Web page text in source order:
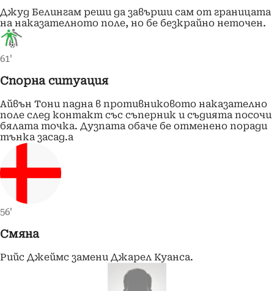
Джуд Белингам реши да завърши сам от границата
на наказателното поле, но бе безкрайно неточен.
61'
Спорна ситуация
Айвън Тони падна в противниковото наказателно
поле след контакт със съперник и съдията посочи
бялата точка. Дузпата обаче бе отменено поради
тънка засад.а
56'
Смяна
Рийс Джеймс замени Джарел Куанса.